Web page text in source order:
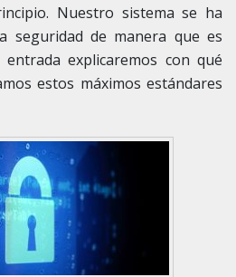
Nuestro sistema se ha
seguridad de manera que es
explicaremos con qué
estos máximos estándares